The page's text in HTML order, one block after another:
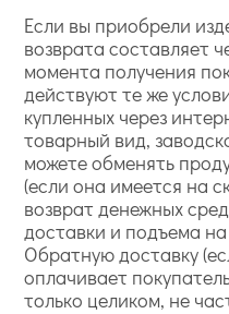
Если вы приобрели
возврата составляет
момента получения
действуют те же
купленных через
товарный вид,
можете обменять
(если она имеется на
возврат денежных
доставки и подъема
Обратную доставку
оплачивает
только целиком, не